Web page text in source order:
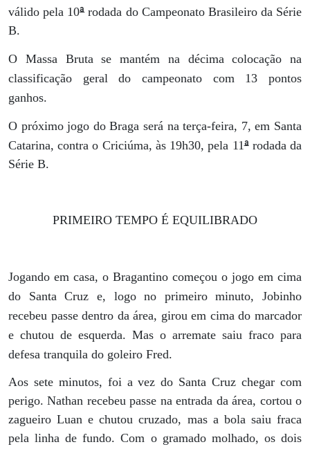
válido pela 10ªrodada do Campeonato Brasileiro da Série
B.
O Massa Bruta se mantém na décima colocação na
classificação geral do campeonato com 13 pontos
ganhos.
O próximo jogo do Braga será na terça-feira, 7, em Santa
Catarina, contra o Criciúma, às 19h30, pela 11ªrodada da
Série B.
PRIMEIRO TEMPO É EQUILIBRADO
Jogando em casa, o Bragantino começou o jogo em cima
do Santa Cruz e, logo no primeiro minuto, Jobinho
recebeu passe dentro da área, girou em cima do marcador
e chutou de esquerda. Mas o arremate saiu fraco para
defesa tranquila do goleiro Fred.
Aos sete minutos, foi a vez do Santa Cruz chegar com
perigo. Nathan recebeu passe na entrada da área, cortou o
zagueiro Luan e chutou cruzado, mas a bola saiu fraca
pela linha de fundo. Com o gramado molhado, os dois